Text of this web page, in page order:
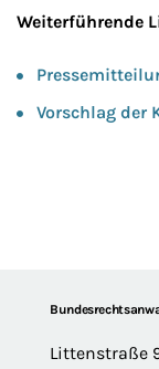
Weiterführende
Vorschlag der
Footer
Littenstraße